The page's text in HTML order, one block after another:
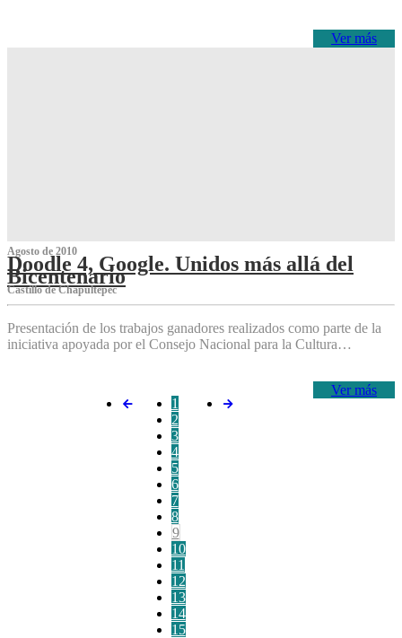
Ver más
Agosto de 2010
Doodle 4, Google. Unidos más allá del
Bicentenario
Castillo de Chapultepec
Presentación de los trabajos ganadores realizados como parte de la
iniciativa apoyada por el Consejo Nacional para la Cultura…
Ver más
1
2
3
4
5
6
7
8
9
10
11
12
13
14
15